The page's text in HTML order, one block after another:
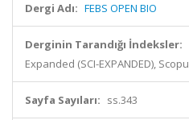
Dergi Adı: FEBS OPEN BIO
Derginin Tarandığı İndeksler:
Expanded (SCI-EXPANDED),
Sayfa Sayıları: ss.343